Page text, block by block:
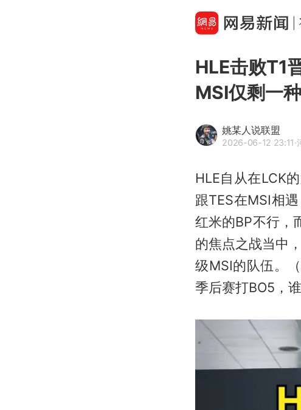
HLE击败T1
MSI仅剩一
姚某人说联盟
2026-06-12 23:11·
HLE自从在LCK
跟TES在MSI相
红米的BP不行，
的焦点之战当中
级MSI的队伍。
季后赛打BO5，